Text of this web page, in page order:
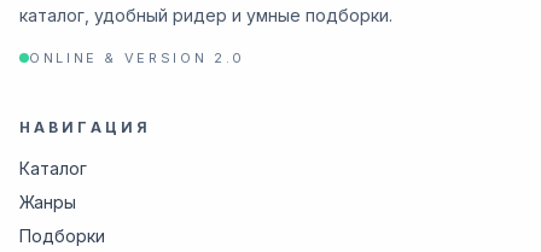
каталог, удобный ридер и умные подборки.
ONLINE & VERSION 2.0
НАВИГАЦИЯ
Каталог
Жанры
Подборки